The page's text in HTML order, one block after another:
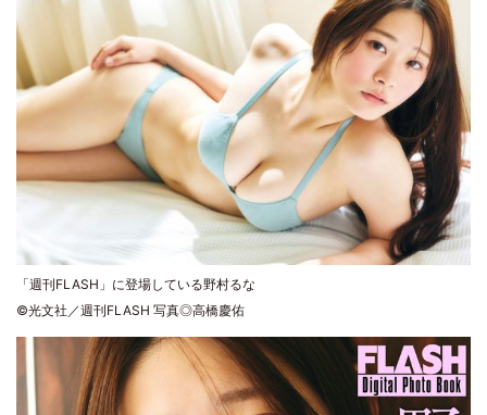
「週刊FLASH」に登場している野村るな
©光文社／週刊FLASH 写真◎高橋慶佑